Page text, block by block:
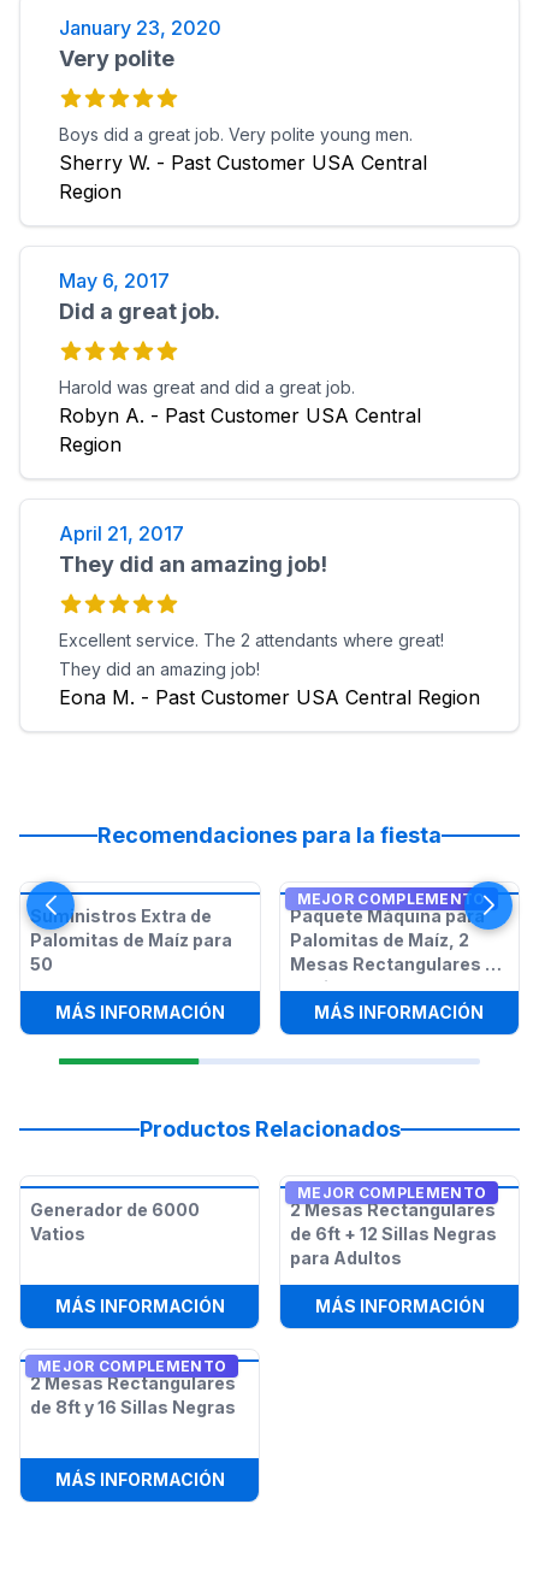
January 23, 2020
Very polite
Boys did a great job. Very polite young men.
Sherry W. - Past Customer USA Central
Region
May 6, 2017
Did a great job.
Harold was great and did a great job.
Robyn A. - Past Customer USA Central
Region
April 21, 2017
They did an amazing job!
Excellent service. The 2 attendants where great!
They did an amazing job!
Eona M. - Past Customer USA Central Region
Recomendaciones para la fiesta
Suministros Extra de
Palomitas de Maíz para
50
MÁS INFORMACIÓN: SUMINISTROS EXTRA DE
MEJOR COMPLEMENTO
Paquete Máquina para
Palomitas de Maíz, 2
Mesas Rectangulares y
12 Sillas
MÁS INFORMACIÓN
Productos Relacionados
Generador de 6000
Vatios
MÁS INFORMACIÓN: GENERADOR DE 6000 VATIOS
MEJOR COMPLEMENTO
2 Mesas Rectangulares
de 6ft + 12 Sillas Negras
para Adultos
MÁS INFORMACIÓN:
MEJOR COMPLEMENTO
2 Mesas Rectangulares
de 8ft y 16 Sillas Negras
MÁS INFORMACIÓN: